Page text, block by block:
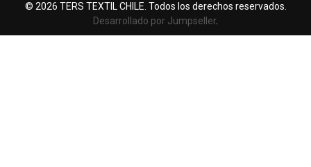
© 2026 TERS TEXTIL CHILE. Todos los derechos reservados.
Desarrollado por Jumpseller.